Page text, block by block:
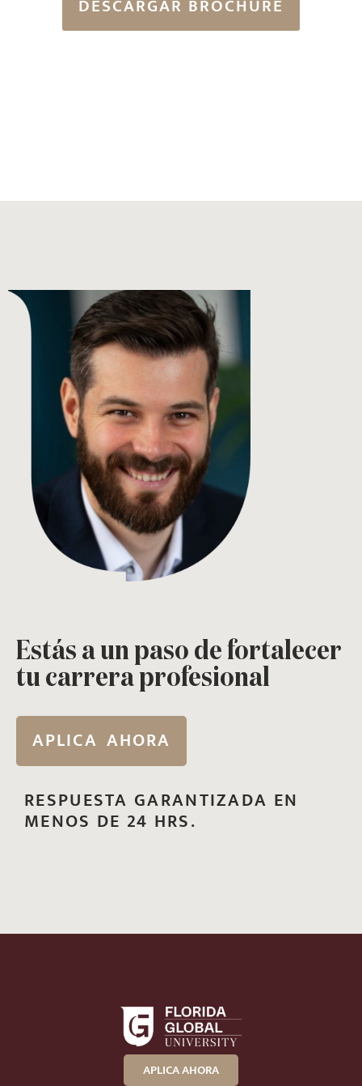
DESCARGAR BROCHURE
Estás a un paso de fortalecer
tu carrera profesional
APLICA AHORA
RESPUESTA GARANTIZADA EN
MENOS DE 24 HRS.
APLICA AHORA